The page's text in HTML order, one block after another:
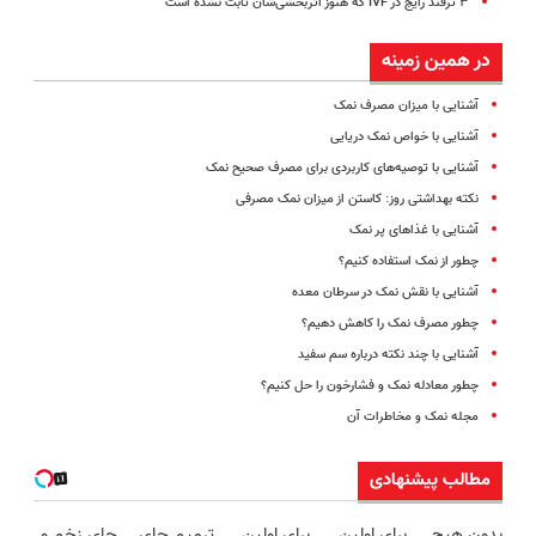
در همین زمینه
آشنایی با میزان مصرف نمک
آشنایی با خواص نمک دریایی
آشنایی با توصیه‌های کاربردی برای مصرف صحیح نمک
نکته بهداشتی روز: کاستن از میزان نمک مصرفی
آشنایی با غذاهای پر نمک
چطور از نمک استفاده کنیم؟
آشنایی با نقش نمک در سرطان معده
چطور مصرف نمک را کاهش دهیم؟
آشنایی با چند نکته درباره سم سفید
چطور معادله نمک و فشارخون را حل کنیم؟
مجله نمک و مخاطرات آن
مطالب پیشنهادی